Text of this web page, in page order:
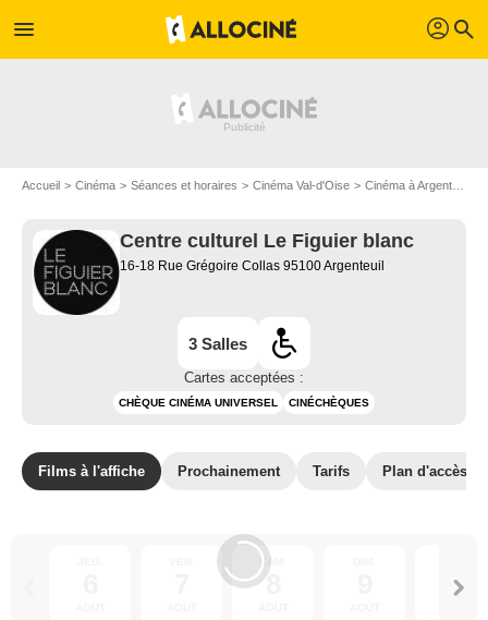
menu profil search
Accueil Cinéma Séances et horaires Cinéma Val-d'Oise Cinéma à Argenteuil
Centre culturel Le Figuier blanc
16-18 Rue Grégoire Collas 95100 Argenteuil
3 Salles
Cartes acceptées :
CHÈQUE CINÉMA UNIVERSEL CINÉCHÈQUES
Films à l'affiche Prochainement Tarifs Plan d'accès
8 10